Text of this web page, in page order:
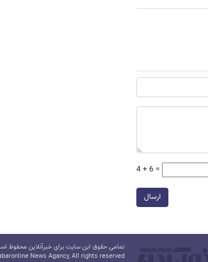
4 + 6 =
ارسال
تمامی حقوق این سایت برای خبرآنلاین محفوظ
News Agancy, All rights reserved